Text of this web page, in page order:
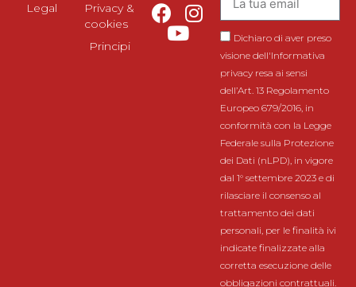
Legal
Privacy &
cookies
Principi
Dichiaro di aver preso
visione dell'Informativa
privacy resa ai sensi
dell’Art. 13 Regolamento
Europeo 679/2016, in
conformità con la Legge
Federale sulla Protezione
dei Dati (nLPD), in vigore
dal 1° settembre 2023 e di
rilasciare il consenso al
trattamento dei dati
personali, per le finalità ivi
indicate finalizzate alla
corretta esecuzione delle
obbligazioni contrattuali.